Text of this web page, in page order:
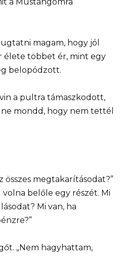
magam, hogy jól
élete többet ér, mint egy
belopódzott.
a pultra támaszkodott,
ne mondd, hogy nem tettél
összes megtakarításodat?”
volna belőle egy részét. Mi
Mi van, ha
„Nem hagyhattam,